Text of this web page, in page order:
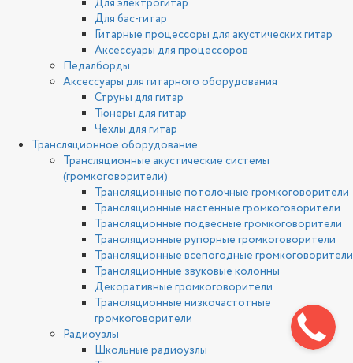
Для электрогитар
Для бас-гитар
Гитарные процессоры для акустических гитар
Аксессуары для процессоров
Педалборды
Аксессуары для гитарного оборудования
Струны для гитар
Тюнеры для гитар
Чехлы для гитар
Трансляционное оборудование
Трансляционные акустические системы
(громкоговорители)
Трансляционные потолочные громкоговорители
Трансляционные настенные громкоговорители
Трансляционные подвесные громкоговорители
Трансляционные рупорные громкоговорители
Трансляционные всепогодные громкоговорители
Трансляционные звуковые колонны
Декоративные громкоговорители
Трансляционные низкочастотные
громкоговорители
Радиоузлы
Школьные радиоузлы